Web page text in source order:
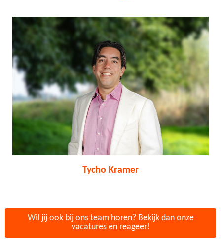
Tycho Kramer
Wil jij ook bij ons team horen? Bekijk dan onze
vacatures en reageer!